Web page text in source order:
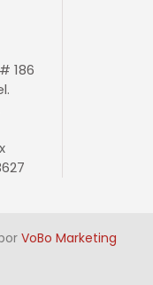
186
VoBo Marketing